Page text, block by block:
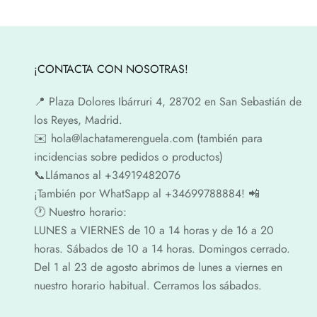
¡CONTACTA CON NOSOTRAS!
📍​ Plaza Dolores Ibárruri 4, 28702 en San Sebastián de
los Reyes, Madrid.
✉️​ hola@lachatamerenguela.com (también para
incidencias sobre pedidos o productos)
📞​​Llámanos al +34919482076
¡También por WhatSapp al +34699788884! 📲
🕐​ Nuestro horario:
LUNES a VIERNES de 10 a 14 horas y de 16 a 20
horas. Sábados de 10 a 14 horas. Domingos cerrado.
Del 1 al 23 de agosto abrimos de lunes a viernes en
nuestro horario habitual. Cerramos los sábados.